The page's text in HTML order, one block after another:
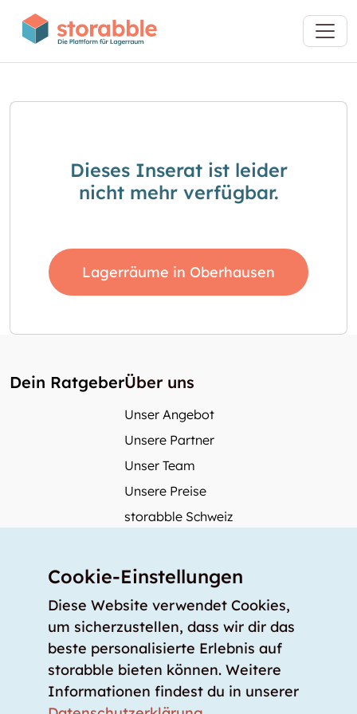
Dieses Inserat ist leider
nicht mehr verfügbar.
Lagerräume in Oberhausen
Dein RatgeberÜber uns
Unser Angebot
Unsere Partner
Unser Team
Unsere Preise
storabble Schweiz
Mehr über storabble
Medienbeiträge
Wie gross muss ein Lagerraum sein?
Was kostet ein Lagerraum?
Für Lageranbieter
Cookie-Einstellungen
Diese Website verwendet Cookies,
um sicherzustellen, dass wir dir das
beste personalisierte Erlebnis auf
storabble bieten können. Weitere
Informationen findest du in unserer